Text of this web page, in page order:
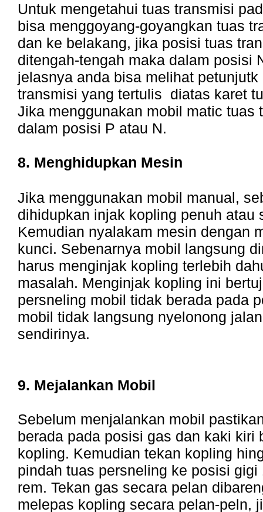
Untuk mengetahui tuas transmisi
bisa menggoyang-goyangkan tuas
dan ke belakang, jika posisi tuas
ditengah-tengah maka dalam posisi
jelasnya anda bisa melihat
transmisi yang tertulis diatas karet
Jika menggunakan mobil matic tuas
dalam posisi P atau N.
8. Menghidupkan Mesin
Jika menggunakan mobil manual,
dihidupkan injak kopling penuh atau
Kemudian nyalakam mesin dengan
kunci. Sebenarnya mobil langsung
harus menginjak kopling terlebih
masalah. Menginjak kopling ini
persneling mobil tidak berada pada
mobil tidak langsung nyelonong
sendirinya.
9. Mejalankan Mobil
Sebelum menjalankan mobil
berada pada posisi gas dan kaki kiri
kopling. Kemudian tekan kopling
pindah tuas persneling ke posisi gigi
rem. Tekan gas secara pelan
melepas kopling secara pelan-peln,